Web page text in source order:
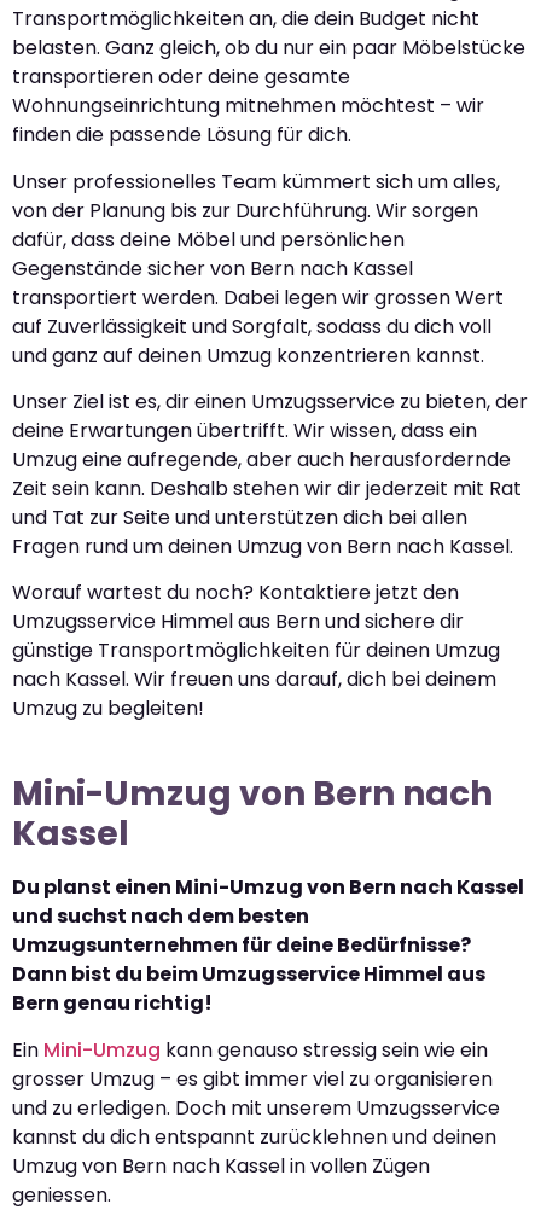
Transportmöglichkeiten an, die dein Budget nicht
belasten. Ganz gleich, ob du nur ein paar Möbelstücke
transportieren oder deine gesamte
Wohnungseinrichtung mitnehmen möchtest – wir
finden die passende Lösung für dich.
Unser professionelles Team kümmert sich um alles,
von der Planung bis zur Durchführung. Wir sorgen
dafür, dass deine Möbel und persönlichen
Gegenstände sicher von Bern nach Kassel
transportiert werden. Dabei legen wir grossen Wert
auf Zuverlässigkeit und Sorgfalt, sodass du dich voll
und ganz auf deinen Umzug konzentrieren kannst.
Unser Ziel ist es, dir einen Umzugsservice zu bieten, der
deine Erwartungen übertrifft. Wir wissen, dass ein
Umzug eine aufregende, aber auch herausfordernde
Zeit sein kann. Deshalb stehen wir dir jederzeit mit Rat
und Tat zur Seite und unterstützen dich bei allen
Fragen rund um deinen Umzug von Bern nach Kassel.
Worauf wartest du noch? Kontaktiere jetzt den
Umzugsservice Himmel aus Bern und sichere dir
günstige Transportmöglichkeiten für deinen Umzug
nach Kassel. Wir freuen uns darauf, dich bei deinem
Umzug zu begleiten!
Mini-Umzug von Bern nach
Kassel
Du planst einen Mini-Umzug von Bern nach Kassel
und suchst nach dem besten
Umzugsunternehmen für deine Bedürfnisse?
Dann bist du beim Umzugsservice Himmel aus
Bern genau richtig!
Ein Mini-Umzug kann genauso stressig sein wie ein
grosser Umzug – es gibt immer viel zu organisieren
und zu erledigen. Doch mit unserem Umzugsservice
kannst du dich entspannt zurücklehnen und deinen
Umzug von Bern nach Kassel in vollen Zügen
geniessen.